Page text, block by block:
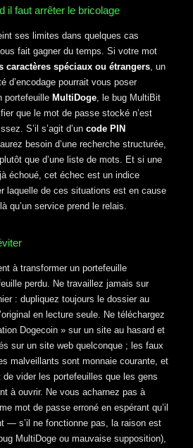
il faut arrêter le bricolage
ses limites dans quelques cas
fait gagner du temps. Si votre mot
caractères spéciaux ou étrangers , un
d’encodage pourrait vous poser
portefeuille MultiDoge , le bug MultiBit
que le mot de passe stocké n’est
S’il s’agit d’un code PIN
aurez besoin d’une recherche structurée,
que d’une liste de mots. Et si une
échoué, cet échec est un indice
laquelle de ces situations est en cause
qu’un service prend le relais.
à transformer un portefeuille
perdu. Ne travaillez jamais sur
: dupliquez toujours le dossier au
en lecture seule. Ne téléchargez
Dogecoin » sur un site au hasard et
sur un site web quelconque ; les faux
malveillants sont monnaie courante, et
de vider les portefeuilles que les gens
à ouvrir. Ne vous acharnez pas à
mot de passe erroné en espérant qu’il
— s’il ne fonctionne pas, la raison est
MultiDoge ou mauvaise supposition),